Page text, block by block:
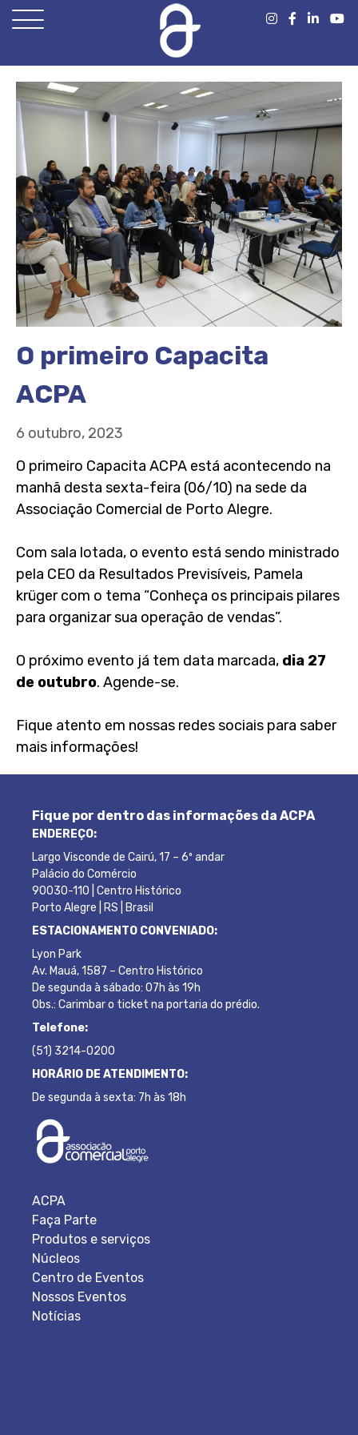
Open
O primeiro Capacita
ACPA
6 outubro, 2023
O primeiro Capacita ACPA está acontecendo na
manhã desta sexta-feira (06/10) na sede da
Associação Comercial de Porto Alegre.
Com sala lotada, o evento está sendo ministrado
pela CEO da Resultados Previsíveis, Pamela
krüger com o tema “Conheça os principais pilares
para organizar sua operação de vendas”.
O próximo evento já tem data marcada, dia 27
de outubro. Agende-se.
Fique atento em nossas redes sociais para saber
mais informações!
Fique por dentro das informações da ACPA
ENDEREÇO:
Largo Visconde de Cairú, 17 – 6º andar
Palácio do Comércio
90030-110 | Centro Histórico
Porto Alegre | RS | Brasil
ESTACIONAMENTO CONVENIADO:
Lyon Park
Av. Mauá, 1587 – Centro Histórico
De segunda à sábado: 07h às 19h
Obs.: Carimbar o ticket na portaria do prédio.
Telefone:
(51) 3214-0200
HORÁRIO DE ATENDIMENTO:
De segunda à sexta: 7h às 18h
ACPA
Faça Parte
Produtos e serviços
Núcleos
Centro de Eventos
Nossos Eventos
Notícias